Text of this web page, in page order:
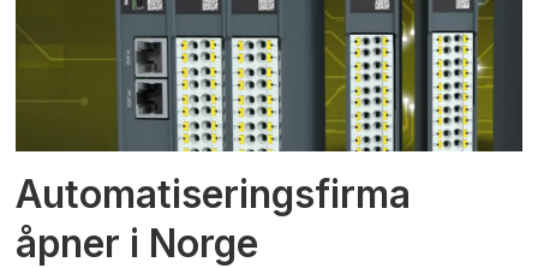
Automatiseringsfirma
åpner i Norge